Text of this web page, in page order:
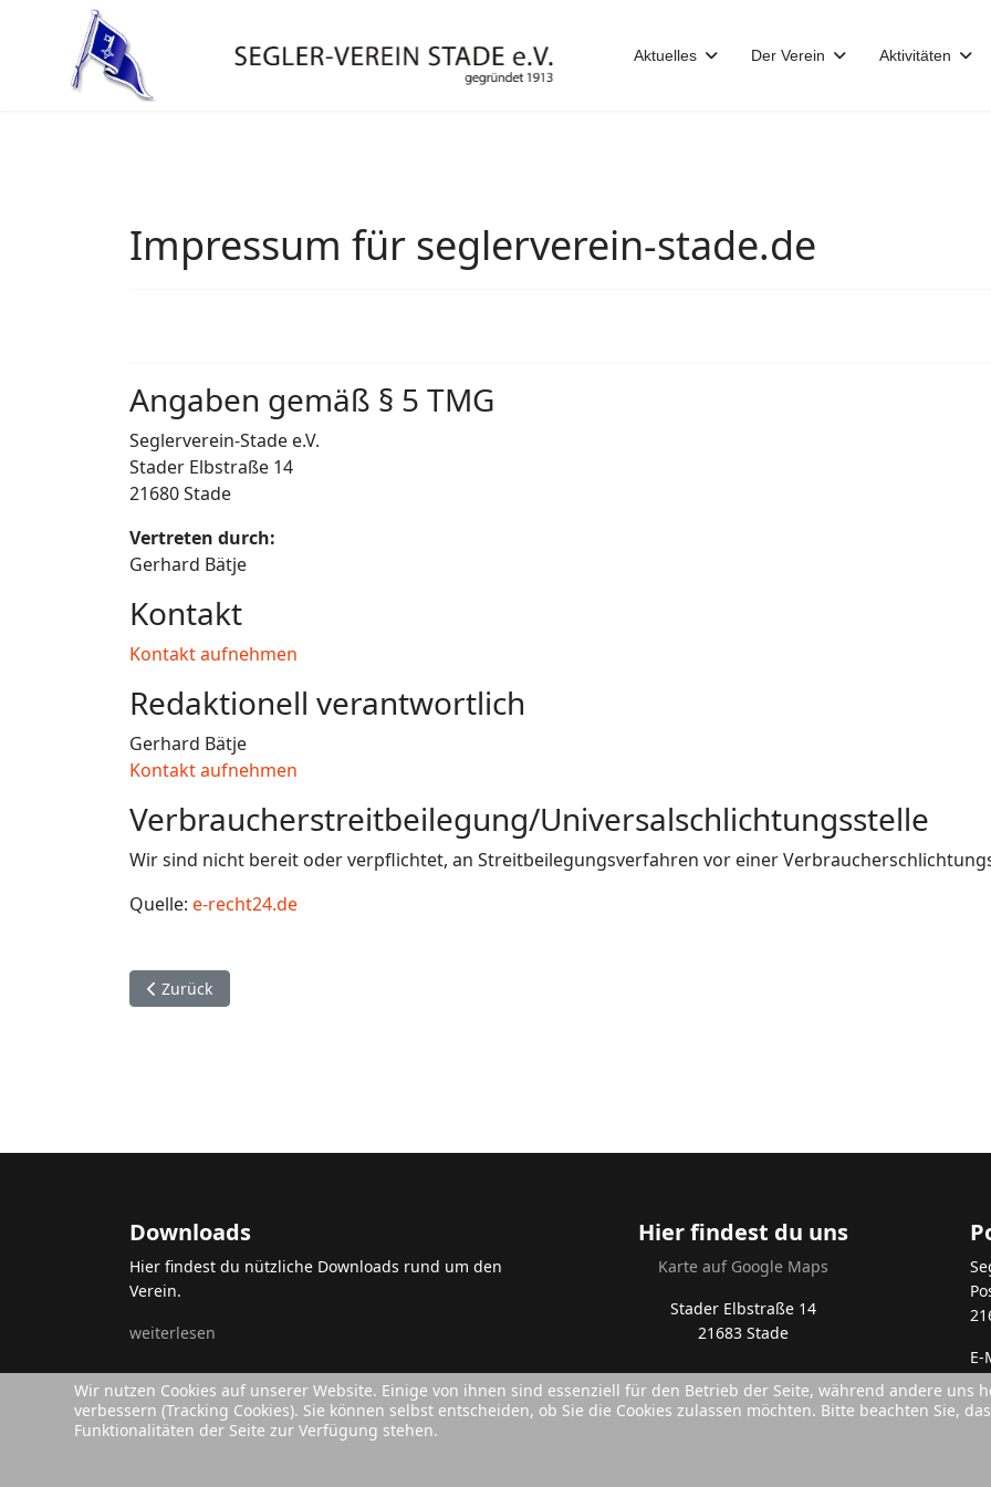
Aktuelles Der Verein Aktivitäten
Impressum für seglerverein-stade.de
Angaben gemäß § 5 TMG
Seglerverein-Stade e.V.
Stader Elbstraße 14
21680 Stade
Vertreten durch:
Gerhard Bätje
Kontakt
Kontakt aufnehmen
Redaktionell verantwortlich
Gerhard Bätje
Kontakt aufnehmen
Verbraucher­streit­beilegung/Universal­schlichtungs­stelle
Wir sind nicht bereit oder verpflichtet, an Streitbeilegungsverfahren vor einer
Quelle: e-recht24.de
Vorheriger Beitrag: Downloads
Zurück
Downloads
Hier findest du nützliche Downloads rund um den
Verein.
weiterlesen
Hier findest du uns
Karte auf Google Maps
Stader Elbstraße 14
21683 Stade
E-
Wir nutzen Cookies auf unserer Website. Einige von ihnen sind essenziell für den Betrieb der Seite, während andere uns
verbessern (Tracking Cookies). Sie können selbst entscheiden, ob Sie die Cookies zulassen möchten. Bitte beachten Sie,
Funktionalitäten der Seite zur Verfügung stehen.